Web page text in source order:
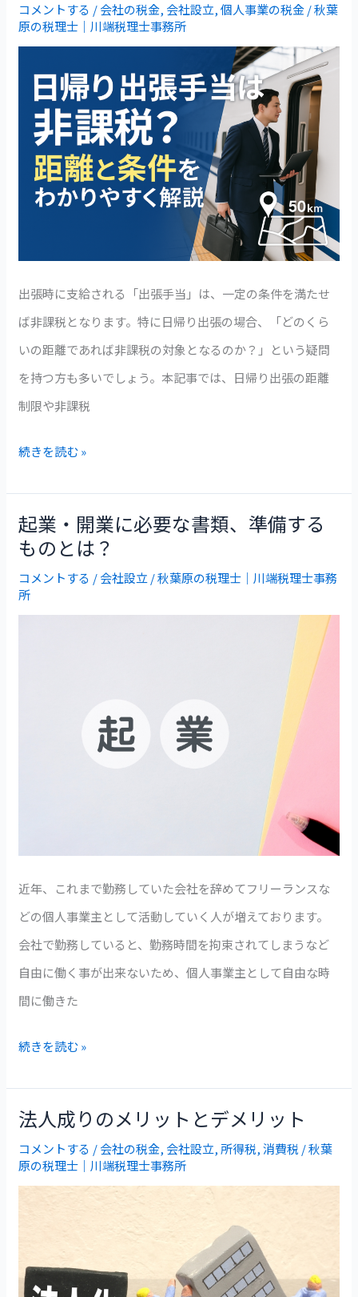
コメントする /会社の税金, 会社設立,個人事業の税金/秋葉
原の税理士｜川端税理士事務所
出張時に支給される「出張手当」は、一定の条件を満たせ
ば非課税となります。特に日帰り出張の場合、「どのくら
いの距離であれば非課税の対象となるのか？」という疑問
を持つ方も多いでしょう。本記事では、日帰り出張の距離
制限や非課税
当
の
帰
り
出
張
の
に
制
限
は
あ
か
り
や
す
く
解
続きを読む »
起業・開業に必要な書類、準備する
ものとは？
コメントする /会社設立 /秋葉原の税理士｜川端税理士事務
所
近年、これまで勤務していた会社を辞めてフリーランスな
どの個人事業主として活動していく人が増えております。
会社で勤務していると、勤務時間を拘束されてしまうなど
自由に働く事が出来ないため、個人事業主として自由な時
間に働きた
起
業・
開
す
る
も
の
と
は？
続きを読む »
法人成りのメリットとデメリット
コメントする /会社の税金, 会社設立,所得税,消費税 /秋葉
原の税理士｜川端税理士事務所
法
人
成
リ